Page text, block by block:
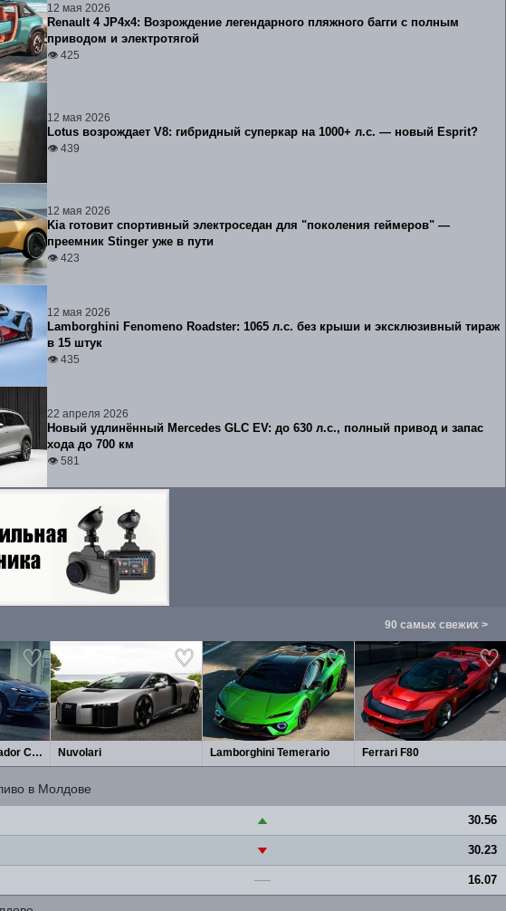
12 мая 2026
Renault 4 JP4x4: Возрождение легендарного пляжного багги с полным
приводом и электротягой
👁 425
12 мая 2026
Lotus возрождает V8: гибридный суперкар на 1000+ л.с. — новый Esprit?
👁 439
12 мая 2026
Kia готовит спортивный электроседан для "поколения геймеров" —
преемник Stinger уже в пути
👁 423
12 мая 2026
Lamborghini Fenomeno Roadster: 1065 л.с. без крыши и эксклюзивный тираж
в 15 штук
👁 435
22 апреля 2026
Новый удлинённый Mercedes GLC EV: до 630 л.с., полный привод и запас
хода до 700 км
👁 581
90 самых свежих >
Lamborghini Lanzador Concept 2026 Nuvolari Lamborghini Temerario Ferrari F80
в Молдове
▲ 30.56
▼ 30.23
— 16.07